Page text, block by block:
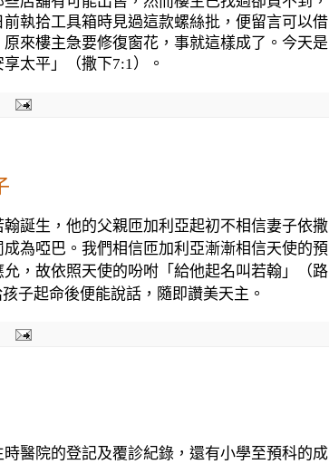
執拾工具箱時見過這款螺絲批，便留言可以借
來樓主急要修復窗花，事就這樣成了。今天是
太平」（撒下7:1 ）。
誕生，他的父親匝加利亞起初不相信妻子依撒
為啞巴。我們相信匝加利亞漸漸相信天使的預
，故依照天使的吩咐「給他起名叫若翰」（路
子起命後便能說話，隨即讚美天主。
醫院的登記及覆診紀錄，還有小學至預科的成